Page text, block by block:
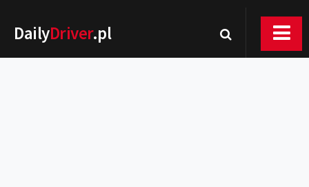
DailyDriver.pl